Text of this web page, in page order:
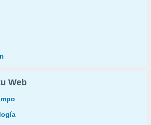
Web